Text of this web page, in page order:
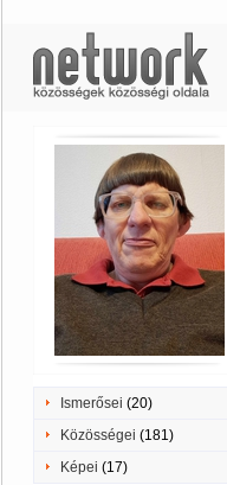
Ismerősei (20)
Közösségei (181)
Képei (17)